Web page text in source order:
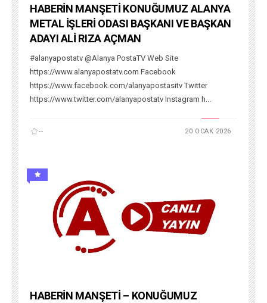
HABERİN MANŞETİ KONUĞUMUZ ALANYA
METAL İŞLERİ ODASI BAŞKANI VE BAŞKAN
ADAYI ALİ RIZA AÇMAN
#alanyapostatv @Alanya PostaTV Web Site
https://www.alanyapostatv.com Facebook
https://www.facebook.com/alanyapostasitv Twitter
https://www.twitter.com/alanyapostatv Instagram h...
-- 20 OCAK 2026
HABERİN MANŞETİ – KONUĞUMUZ